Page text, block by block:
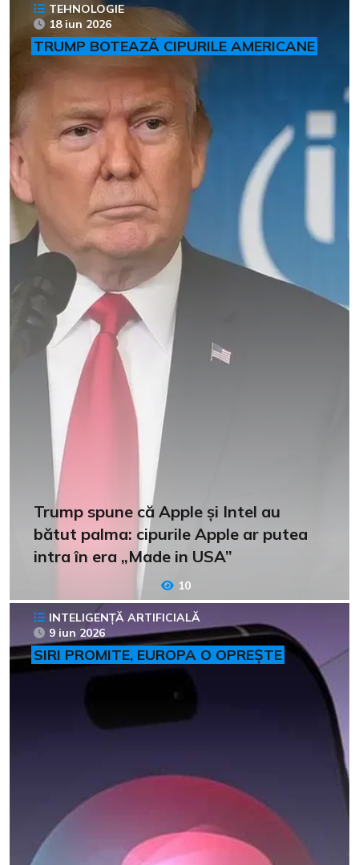
TEHNOLOGIE
18 iun 2026
TRUMP BOTEAZĂ CIPURILE AMERICANE
Trump spune că Apple și Intel au
bătut palma: cipurile Apple ar putea
intra în era „Made in USA”
10
INTELIGENȚĂ ARTIFICIALĂ
9 iun 2026
SIRI PROMITE, EUROPA O OPREȘTE